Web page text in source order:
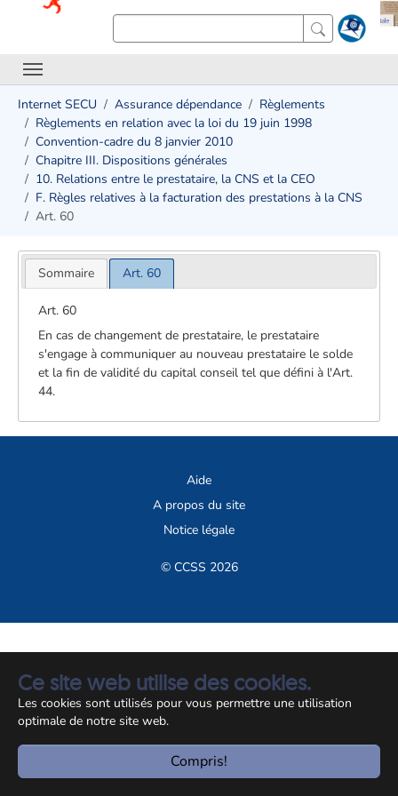
Ce site web utilise des cookies.
Les cookies sont utilisés pour vous permettre une utilisation
optimale de notre site web.
Compris!
Internet SECU Assurance dépendance
Règlements
Règlements en relation avec la loi du 19 juin 1998
Convention-cadre du 8 janvier 2010
Chapitre III. Dispositions générales
10. Relations entre le prestataire, la CNS et la CEO
F. Règles relatives à la facturation des prestations à la CNS
Art. 60
Sommaire Art. 60
Art. 60
En cas de changement de prestataire, le prestataire
s'engage à communiquer au nouveau prestataire le solde
et la fin de validité du capital conseil tel que défini à l'Art.
44.
Aide
A propos du site
Notice légale
© CCSS 2026